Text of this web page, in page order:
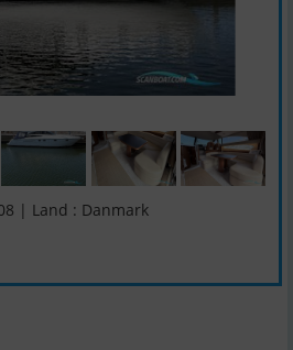
| Land : Danmark